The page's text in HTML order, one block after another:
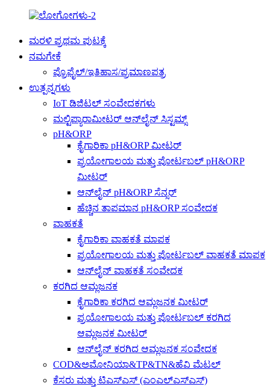
ಮರಳಿ ಪ್ರಥಮ ಪುಟಕ್ಕೆ
ನಮಗೇಕೆ
ಪ್ರೊಫೈಲ್/ಇತಿಹಾಸ/ಪ್ರಮಾಣಪತ್ರ
ಉತ್ಪನ್ನಗಳು
IoT ಡಿಜಿಟಲ್ ಸಂವೇದಕಗಳು
ಮಲ್ಟಿಪ್ಯಾರಾಮೀಟರ್ ಆನ್‌ಲೈನ್ ಸಿಸ್ಟಮ್ಸ್
pH&ORP
ಕೈಗಾರಿಕಾ pH&ORP ಮೀಟರ್
ಪ್ರಯೋಗಾಲಯ ಮತ್ತು ಪೋರ್ಟಬಲ್ pH&ORP
ಮೀಟರ್
ಆನ್‌ಲೈನ್ pH&ORP ಸೆನ್ಸರ್
ಹೆಚ್ಚಿನ ತಾಪಮಾನ pH&ORP ಸಂವೇದಕ
ವಾಹಕತೆ
ಕೈಗಾರಿಕಾ ವಾಹಕತೆ ಮಾಪಕ
ಪ್ರಯೋಗಾಲಯ ಮತ್ತು ಪೋರ್ಟಬಲ್ ವಾಹಕತೆ ಮಾಪಕ
ಆನ್‌ಲೈನ್ ವಾಹಕತೆ ಸಂವೇದಕ
ಕರಗಿದ ಆಮ್ಲಜನಕ
ಕೈಗಾರಿಕಾ ಕರಗಿದ ಆಮ್ಲಜನಕ ಮೀಟರ್
ಪ್ರಯೋಗಾಲಯ ಮತ್ತು ಪೋರ್ಟಬಲ್ ಕರಗಿದ
ಆಮ್ಲಜನಕ ಮೀಟರ್
ಆನ್‌ಲೈನ್ ಕರಗಿದ ಆಮ್ಲಜನಕ ಸಂವೇದಕ
COD&ಅಮೋನಿಯಾ&TP&TN&ಹೆವಿ ಮೆಟಲ್
ಕೆಸರು ಮತ್ತು ಟಿಎಸ್ಎಸ್ (ಎಂಎಲ್ಎಸ್ಎಸ್)